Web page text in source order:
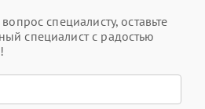
специалисту, оставьте
специалист с радостью